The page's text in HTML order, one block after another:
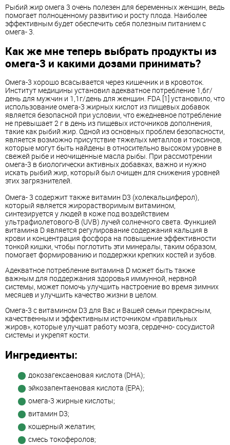
Рыбий жир омега 3 очень полезен для беременных женщин, ведь
помогает полноценному развитию и росту плода. Наиболее
эффективным будет обеспечить себя полезным питанием с
омега- 3.
Как же мне теперь выбрать продукты из
омега-3 и какими дозами принимать?
Омега-3 хорошо всасывается через кишечник и в кровоток.
Институт медицины установил адекватное потребление 1,6г/
день для мужчин и 1,1г/день для женщин. FDA [1] установило, что
использование омега-3 жирных кислот из пищевых добавок
является безопасной при условии, что ежедневное потребление
не превышает 2 г в день из пищевых источников дополнения,
такие как рыбий жир. Одной из основных проблем безопасности,
является возможно присутствие тяжелых металлов и токсинов,
которые могут быть найдены в относительно высоком уровне в
свежей рыбе и неочищенные масла рыбы. При рассмотрении
омега-3 в биологически активных добавках, важно и нужно
искать рыбий жир, который был очищен для снижения уровней
этих загрязнителей.
Омега- 3 содержит также витамин D3 (холекальциферол),
который является жирорастворимым витамином,
синтезируется у людей в коже под воздействием
ультрафиолетового-B (UVB) лучей солнечного света. Функцией
витамина D является регулирование содержания кальция в
крови и концентрация фосфора на повышение эффективности
тонкой кишки, чтобы поглотить эти минералы, таким образом,
помогает формированию и поддержки крепких костей и зубов.
Адекватное потребление витамина D может быть также
важным для поддержания здоровья иммунной, нервной
системы, может помочь улучшить настроение во время зимних
месяцев и улучшить качество жизни в целом.
Омега-3 с витамином D3 для Вас и Вашей семьи прекрасным,
качественным и эффективным источником «правильных
жиров», которые улучшат работу мозга, сердечно- сосудистой
системы и укрепят кости.
Ингредиенты:
докозагексаеновая кислота (DHA);
эйкозапентаеновая кислота (EPA);
омега-3 жирные кислоты;
витамин D3;
кошерный желатин;
смесь токоферолов;